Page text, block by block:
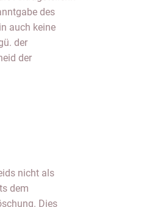
nicht als
dem
Dies